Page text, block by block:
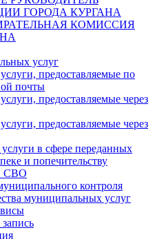
ГОРОДА КУРГАНА
КОМИССИЯ
услуг
предоставляемые по
почты
предоставляемые через
предоставляемые через
в сфере переданных
и попечительству
СВО
контроля
муниципальных услуг